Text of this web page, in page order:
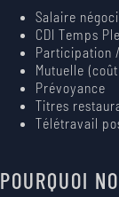
Salaire
CDI Temps
Participation
Mutuelle
Prévoyance
Titres
Télétravail
POURQUOI